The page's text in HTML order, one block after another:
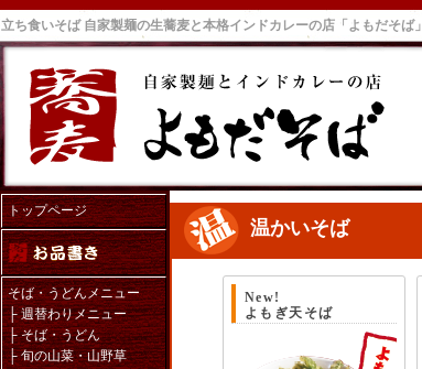
立ち食いそば 自家製麺の生蕎麦と本格インドカレーの店「よもだそば」
トップページ
そば・うどんメニュー
├週替わりメニュー
├そば・うどん
├旬の山菜・山野草
温かいそば
New!
よもぎ天そば